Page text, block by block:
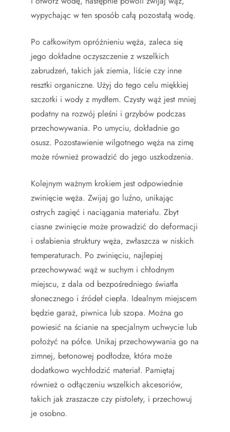
wypychając w ten sposób całą pozostałą wodę.
Po całkowitym opróżnieniu węża, zaleca się
jego dokładne oczyszczenie z wszelkich
zabrudzeń, takich jak ziemia, liście czy inne
resztki organiczne. Użyj do tego celu miękkiej
szczotki i wody z mydłem. Czysty wąż jest mniej
podatny na rozwój pleśni i grzybów podczas
przechowywania. Po umyciu, dokładnie go
osusz. Pozostawienie wilgotnego węża na zimę
może również prowadzić do jego uszkodzenia.
Kolejnym ważnym krokiem jest odpowiednie
zwinięcie węża. Zwijaj go luźno, unikając
ostrych zagięć i naciągania materiału. Zbyt
ciasne zwinięcie może prowadzić do deformacji
i osłabienia struktury węża, zwłaszcza w niskich
temperaturach. Po zwinięciu, najlepiej
przechowywać wąż w suchym i chłodnym
miejscu, z dala od bezpośredniego światła
słonecznego i źródeł ciepła. Idealnym miejscem
będzie garaż, piwnica lub szopa. Można go
powiesić na ścianie na specjalnym uchwycie lub
położyć na półce. Unikaj przechowywania go na
zimnej, betonowej podłodze, która może
dodatkowo wychłodzić materiał. Pamiętaj
również o odłączeniu wszelkich akcesoriów,
takich jak zraszacze czy pistolety, i przechowuj
je osobno.